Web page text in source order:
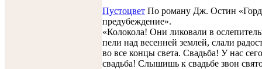
Пустоцвет По роману Дж. Остин
предубеждение».
«Колокола! Они ликовали в
пели над весенней землей, cлали
во все концы света. Свадьба! У нас
свадьба! Слышишь к свадьбе звон